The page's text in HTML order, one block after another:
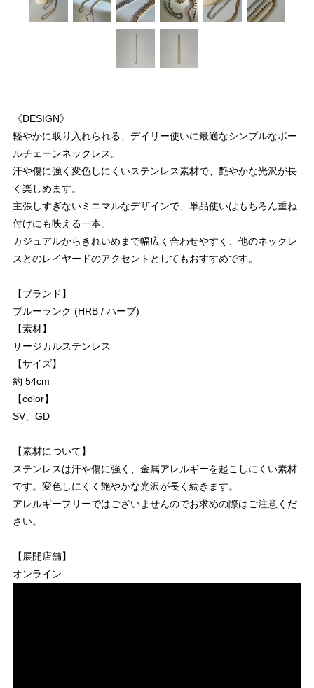
《DESIGN》
軽やかに取り入れられる、デイリー使いに最適なシンプルなボー
ルチェーンネックレス。
汗や傷に強く変色しにくいステンレス素材で、艶やかな光沢が長
く楽しめます。
主張しすぎないミニマルなデザインで、単品使いはもちろん重ね
付けにも映える一本。
カジュアルからきれいめまで幅広く合わせやすく、他のネックレ
スとのレイヤードのアクセントとしてもおすすめです。
【ブランド】
ブルーランク (HRB / ハーブ)
【素材】
サージカルステンレス
【サイズ】
約 54cm
【color】
SV、GD
【素材について】
ステンレスは汗や傷に強く、金属アレルギーを起こしにくい素材
です。変色しにくく艶やかな光沢が長く続きます。
アレルギーフリーではございませんのでお求めの際はご注意くだ
さい。
【展開店舗】
オンライン